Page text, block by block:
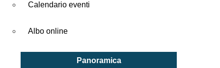
Calendario eventi
Albo online
Panoramica